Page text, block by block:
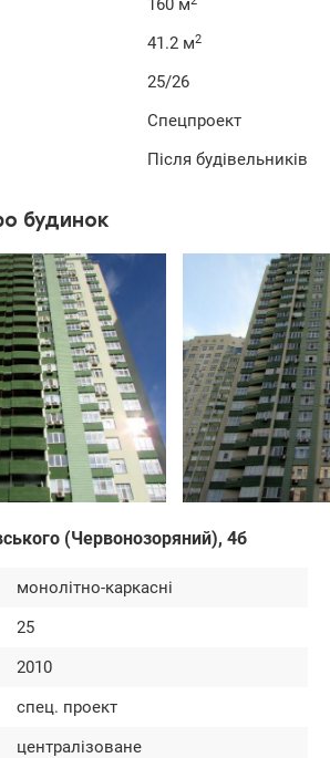
160 м
41.2 м2
25/26
Спецпроект
Після будівельників
будинок
(Червонозоряний), 4б
монолітно-каркасні
25
2010
спец. проект
централізоване